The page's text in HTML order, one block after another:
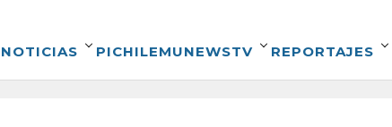
NOTICIAS PICHILEMUNEWSTV REPORTAJES